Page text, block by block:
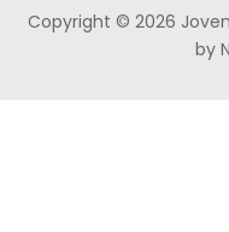
Copyright © 2026
by